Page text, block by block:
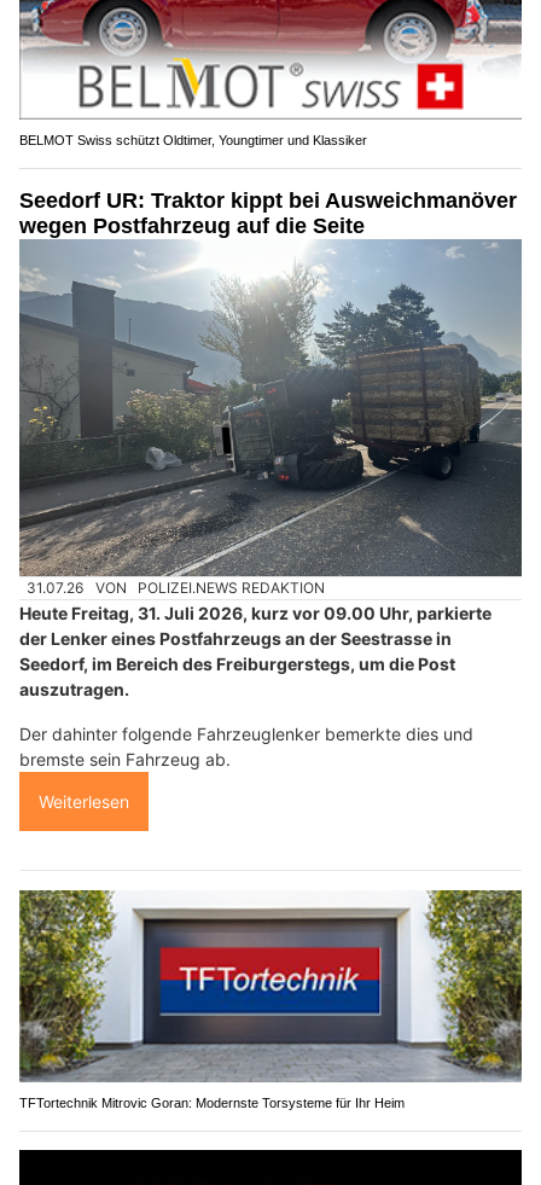
BELMOT Swiss schützt Oldtimer, Youngtimer und Klassiker
Seedorf UR: Traktor kippt bei Ausweichmanöver
wegen Postfahrzeug auf die Seite
31.07.26 VON POLIZEI.NEWS REDAKTION
Heute Freitag, 31. Juli 2026, kurz vor 09.00 Uhr, parkierte
der Lenker eines Postfahrzeugs an der Seestrasse in
Seedorf, im Bereich des Freiburgerstegs, um die Post
auszutragen.
Der dahinter folgende Fahrzeuglenker bemerkte dies und
bremste sein Fahrzeug ab.
Weiterlesen
TFTortechnik Mitrovic Goran: Modernste Torsysteme für Ihr Heim